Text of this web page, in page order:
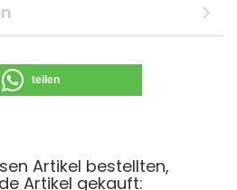
teilen
Artikel bestellten,
Artikel gekauft: